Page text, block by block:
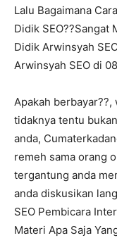
Lalu Bagaimana
Didik SEO??Sangat
Didik Arwinsyah
Arwinsyah SEO di
Apakah
tidaknya tentu
anda,
remeh sama orang
tergantung anda
anda diskusikan
SEO Pembicara
Materi Apa Saja